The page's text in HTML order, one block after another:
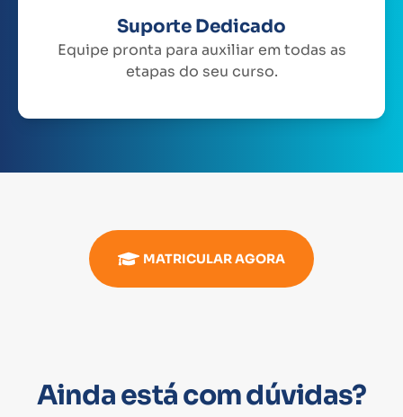
Suporte Dedicado
Equipe pronta para auxiliar em todas as
etapas do seu curso.
MATRICULAR AGORA
Ainda está com dúvidas?